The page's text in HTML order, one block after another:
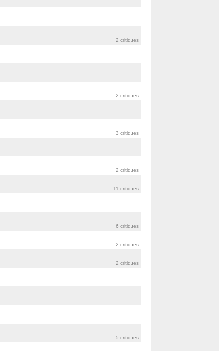
2 critiques
2 critiques
3 critiques
2 critiques
11 critiques
6 critiques
2 critiques
2 critiques
5 critiques